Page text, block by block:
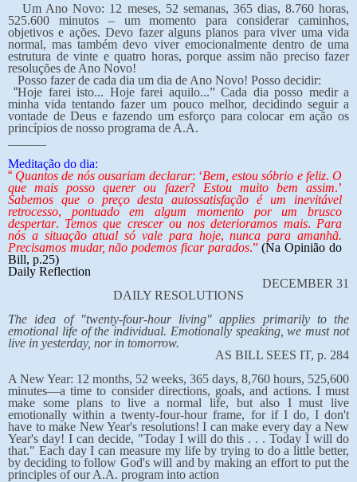
Um Ano Novo: 12 meses, 52 semanas, 365 dias, 8.760 horas,
525.600 minutos – um momento para considerar caminhos,
objetivos e ações. Devo fazer alguns planos para viver uma vida
normal, mas também devo viver emocionalmente dentro de uma
estrutura de vinte e quatro horas, porque assim não preciso fazer
resoluções de Ano Novo!
Posso fazer de cada dia um dia de Ano Novo! Posso decidir:
“Hoje farei isto... Hoje farei aquilo...” Cada dia posso medir a
minha vida tentando fazer um pouco melhor, decidindo seguir a
vontade de Deus e fazendo um esforço para colocar em ação os
princípios de nosso programa de A.A.
Meditação do dia:
“ Quantos de nós ousariam declarar: ‘Bem, estou sóbrio e feliz. O
que mais posso querer ou fazer? Estou muito bem assim.’
Sabemos que o preço desta autossatisfação é um inevitável
retrocesso, pontuado em algum momento por um brusco
despertar. Temos que crescer ou nos deterioramos mais. Para
nós a situação atual só vale para hoje,nunca para amanhã.
Precisamos mudar, não podemos ficar parados.” (Na Opinião do
Bill, p.25)
Daily Reflection
DECEMBER 31
DAILY RESOLUTIONS
The idea of "twenty-four-hour living" applies primarily to the
emotional life of the individual. Emotionally speaking, we must not
live in yesterday, nor in tomorrow.
AS BILL SEES IT, p. 284
A New Year: 12 months, 52 weeks, 365 days, 8,760 hours, 525,600
minutes—a time to consider directions, goals, and actions. I must
make some plans to live a normal life, but also I must live
emotionally within a twenty-four-hour frame, for if I do, I don't
have to make New Year's resolutions! I can make every day a New
Year's day! I can decide, "Today I will do this . . . Today I will do
that." Each day I can measure my life by trying to do a little better,
by deciding to follow God's will and by making an effort to put the
principles of our A.A. program into action